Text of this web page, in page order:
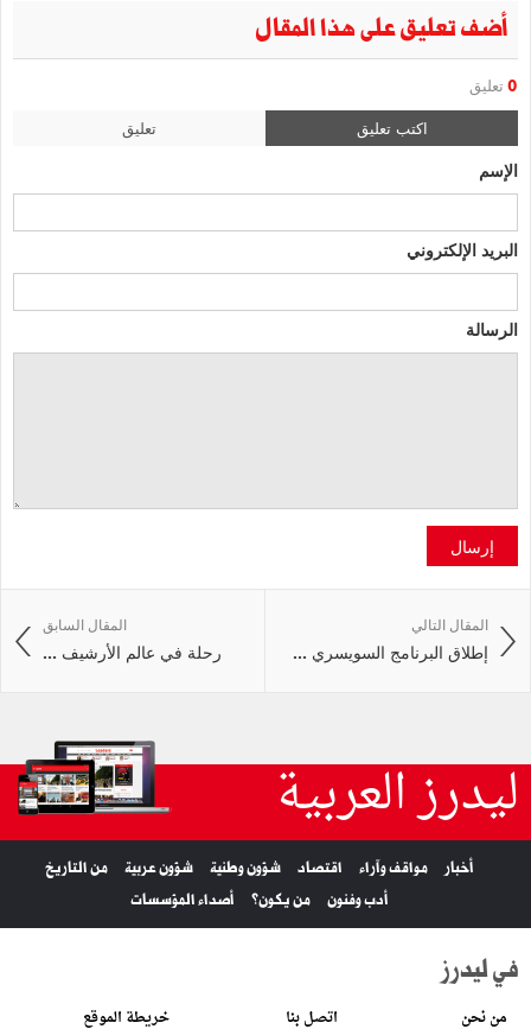
أضف تعليق على هذا المقال
0 تعليق
اكتب تعليق تعليق
الإسم
البريد الإلكتروني
الرسالة
إرسال
المقال السابق
رحلة في عالم الأرشيف ...
المقال التالي
إطلاق البرنامج السويسري ...
ليدرز العربية
أخبار مواقف وآراء اقتصاد شؤون وطنية شؤون عربية
من التاريخ
أدب وفنون
من يكون؟ أصداء المؤسسات
في ليدرز
من نحن اتصل بنا خريطة الموقع